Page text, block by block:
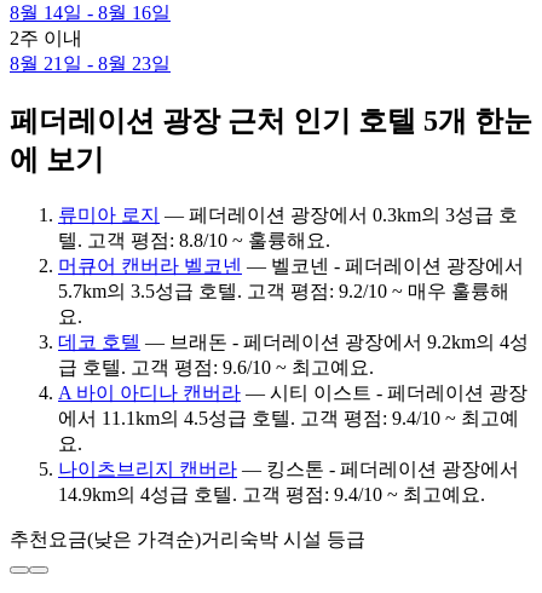
8월 14일 - 8월 16일
2주 이내
8월 21일 - 8월 23일
페더레이션 광장 근처 인기 호텔 5개 한눈
에 보기
류미아 로지 — 페더레이션 광장에서 0.3km의 3성급 호
텔. 고객 평점: 8.8/10 ~ 훌륭해요.
머큐어 캔버라 벨코넨 — 벨코넨 - 페더레이션 광장에서
5.7km의 3.5성급 호텔. 고객 평점: 9.2/10 ~ 매우 훌륭해
요.
데코 호텔 — 브래돈 - 페더레이션 광장에서 9.2km의 4성
급 호텔. 고객 평점: 9.6/10 ~ 최고예요.
A 바이 아디나 캔버라 — 시티 이스트 - 페더레이션 광장
에서 11.1km의 4.5성급 호텔. 고객 평점: 9.4/10 ~ 최고예
요.
나이츠브리지 캔버라 — 킹스톤 - 페더레이션 광장에서
14.9km의 4성급 호텔. 고객 평점: 9.4/10 ~ 최고예요.
추천 요금(낮은 가격순)거리 숙박 시설 등급